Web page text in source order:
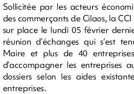
Sollicitée par les acteurs
des commerçants de Cilaos, la CCI
sur place le lundi 05 février
réunion d’échanges qui s’est
Maire et plus de 40
d’accompagner les entreprises
dossiers selon les aides
entreprises.